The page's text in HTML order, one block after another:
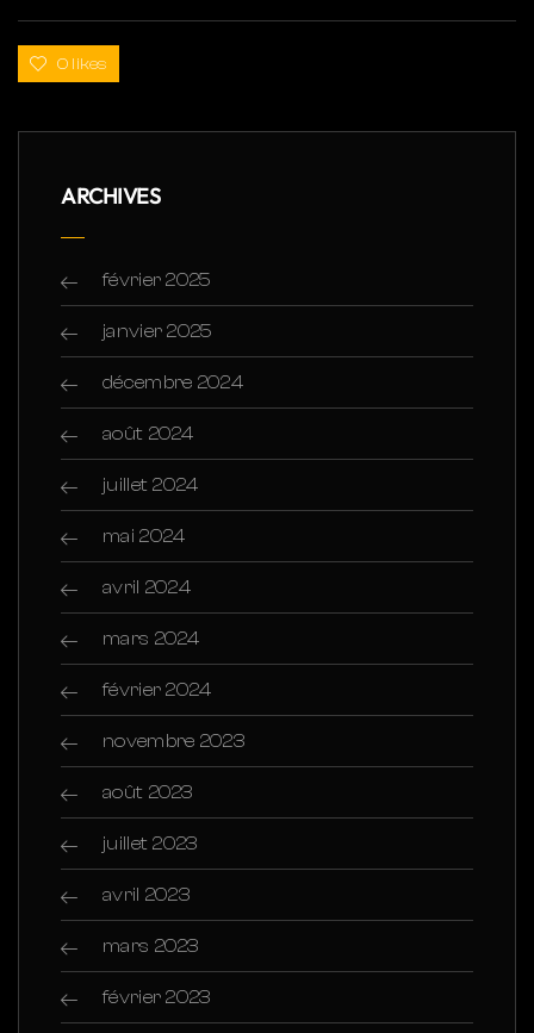
0 likes
ARCHIVES
février 2025
janvier 2025
décembre 2024
août 2024
juillet 2024
mai 2024
avril 2024
mars 2024
février 2024
novembre 2023
août 2023
juillet 2023
avril 2023
mars 2023
février 2023